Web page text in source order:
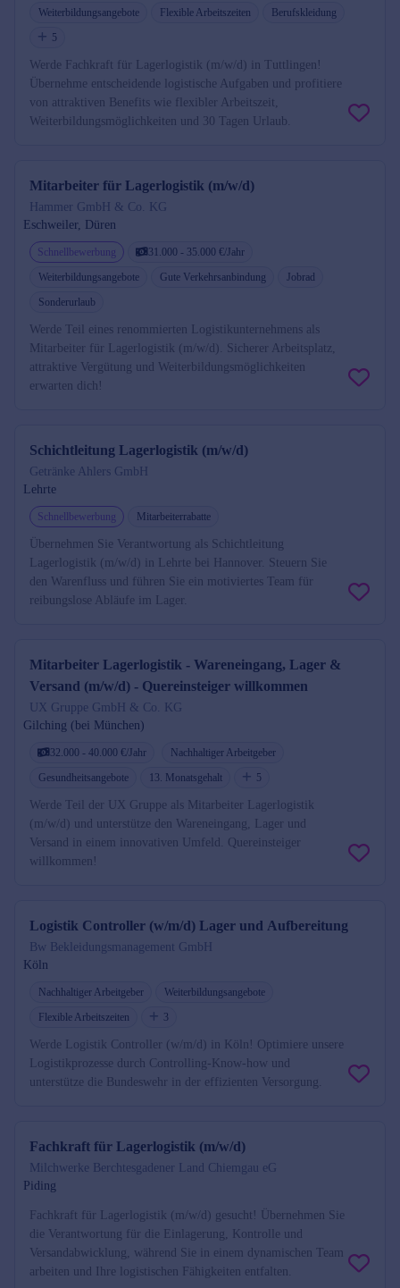
Weiterbildungsangebote Flexible Arbeitszeiten
Berufskleidung
5
Werde Fachkraft für Lagerlogistik (m/w/d) in Tuttlingen!
Übernehme entscheidende logistische Aufgaben und profitiere
von attraktiven Benefits wie flexibler Arbeitszeit,
Weiterbildungsmöglichkeiten und 30 Tagen Urlaub.
Mitarbeiter für Lagerlogistik (m/w/d)
Hammer GmbH & Co. KG
Eschweiler, Düren
Schnellbewerbung
31.000 - 35.000 €/Jahr
Weiterbildungsangebote
Gute Verkehrsanbindung
Jobrad
Sonderurlaub
Werde Teil eines renommierten Logistikunternehmens als
Mitarbeiter für Lagerlogistik (m/w/d). Sicherer Arbeitsplatz,
attraktive Vergütung und Weiterbildungsmöglichkeiten
erwarten dich!
Schichtleitung Lagerlogistik (m/w/d)
Getränke Ahlers GmbH
Lehrte
Schnellbewerbung Mitarbeiterrabatte
Übernehmen Sie Verantwortung als Schichtleitung
Lagerlogistik (m/w/d) in Lehrte bei Hannover. Steuern Sie
den Warenfluss und führen Sie ein motiviertes Team für
reibungslose Abläufe im Lager.
Mitarbeiter Lagerlogistik - Wareneingang, Lager &
Versand (m/w/d) - Quereinsteiger willkommen
UX Gruppe GmbH & Co. KG
Gilching (bei München)
32.000 - 40.000 €/Jahr
Nachhaltiger Arbeitgeber
Gesundheitsangebote
13. Monatsgehalt 5
Werde Teil der UX Gruppe als Mitarbeiter Lagerlogistik
(m/w/d) und unterstütze den Wareneingang, Lager und
Versand in einem innovativen Umfeld. Quereinsteiger
willkommen!
Logistik Controller (w/m/d) Lager und Aufbereitung
Bw Bekleidungsmanagement GmbH
Köln
Nachhaltiger Arbeitgeber
Weiterbildungsangebote
Flexible Arbeitszeiten
3
Werde Logistik Controller (w/m/d) in Köln! Optimiere unsere
Logistikprozesse durch Controlling-Know-how und
unterstütze die Bundeswehr in der effizienten Versorgung.
Fachkraft für Lagerlogistik (m/w/d)
Milchwerke Berchtesgadener Land Chiemgau eG
Piding
Fachkraft für Lagerlogistik (m/w/d) gesucht! Übernehmen Sie
die Verantwortung für die Einlagerung, Kontrolle und
Versandabwicklung, während Sie in einem dynamischen Team
arbeiten und Ihre logistischen Fähigkeiten entfalten.